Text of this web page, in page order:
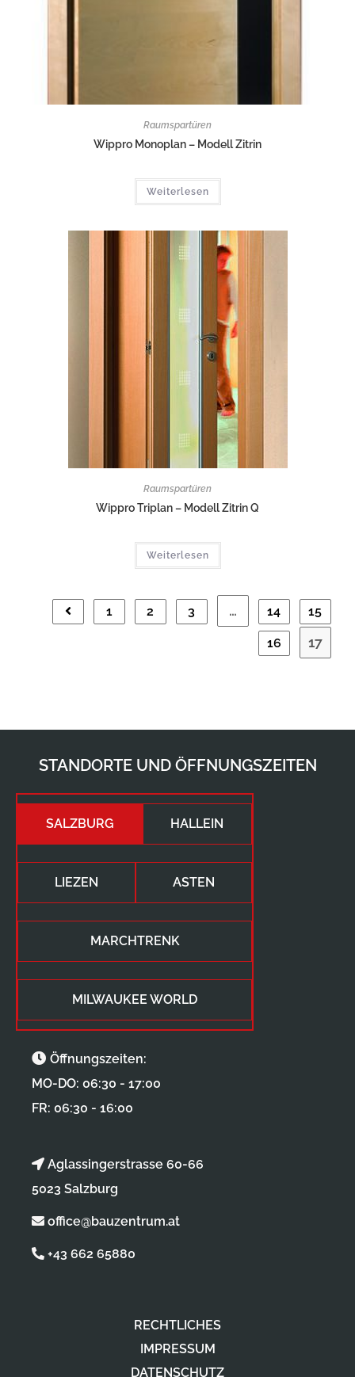
Raumspartüren
Wippro Monoplan – Modell Zitrin
Weiterlesen
Raumspartüren
Wippro Triplan – Modell Zitrin Q
Weiterlesen
1 2 3 … 14 15
16 17
RECHTLICHES
IMPRESSUM
DATENSCHUTZ
STANDORTE UND ÖFFNUNGSZEITEN
SALZBURG HALLEIN
LIEZEN ASTEN
MARCHTRENK
MILWAUKEE WORLD
Aglassingerstrasse 60-66
5023 Salzburg
office@bauzentrum.at
+43 662 65880
Öffnungszeiten:
MO-DO: 06:30 - 17:00
FR: 06:30 - 16:00